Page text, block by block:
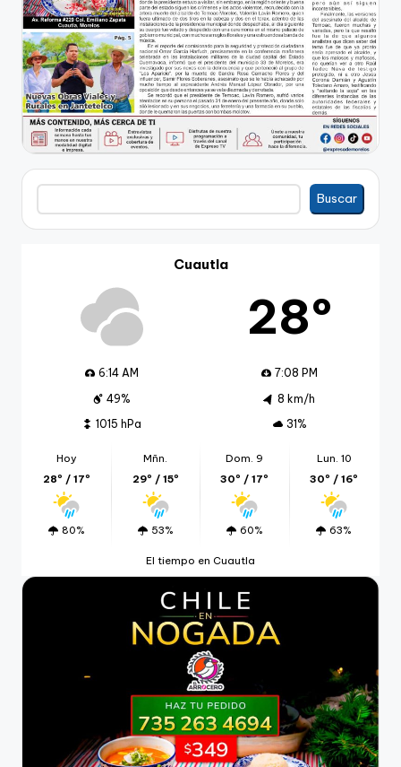
Buscar
Buscar
Cuautla
28º
6:14 AM
7:08 PM
49%
8 km/h
1015 hPa
31%
Hoy
28º / 17º
80%
Mñn.
29º / 15º
53%
Dom. 9
30º / 17º
60%
Lun. 10
30º / 16º
63%
El tiempo en Cuautla